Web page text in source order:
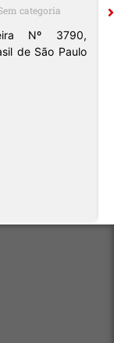
categoria
Nº 3790,
de São Paulo